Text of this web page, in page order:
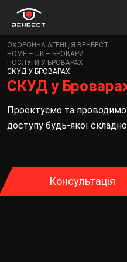
ОХОРОННА АГЕНЦІЯ ВЕНБЕСТ
HOME – UK – БРОВАРИ
ПОСЛУГИ У БРОВАРАХ
СКУД У БРОВАРАХ
СКУД у
Проектуємо та
доступу будь-якої
Консультація
Наш менеджер